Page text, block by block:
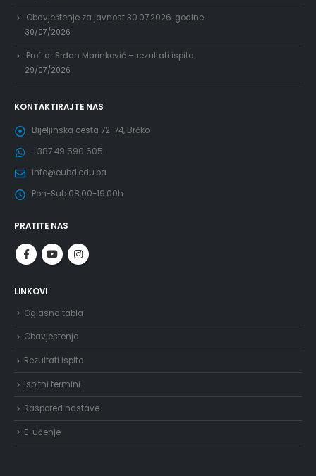
Obavještenje za javnost 30.07.2026. godine
30/07/2026
Prof. dr Srđan Marinković – rezultati ispita
29/07/2026
KONTAKTIRAJTE NAS
Bijeljinska cesta 72-74, Brčko
+387 49 590 605
info@eubd.edu.ba
Pon-Sub 08.00-19.00h
PRATITE NAS
LINKOVI
Oglasna tabla
Obavjestenja
Rezultati ispita
Ispitni termini
Raspored nastave
E-učenje